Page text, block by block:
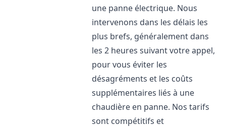
une panne électrique. Nous
intervenons dans les délais les
plus brefs, généralement dans
les 2 heures suivant votre appel,
pour vous éviter les
désagréments et les coûts
supplémentaires liés à une
chaudière en panne. Nos tarifs
sont compétitifs et